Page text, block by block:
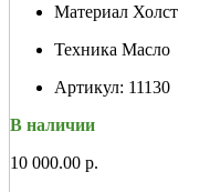
Материал Холст
Техника Масло
Артикул: 11130
В наличии
10 000.00 р.